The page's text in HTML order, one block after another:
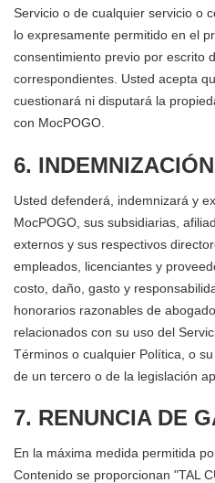
Servicio o de cualquier servicio o
lo expresamente permitido en el
consentimiento previo por escrito
correspondientes. Usted acepta
cuestionará ni disputará la
con MocPOGO.
6. INDEMNIZACIÓN
Usted defenderá, indemnizará y
MocPOGO, sus subsidiarias,
externos y sus respectivos
empleados, licenciantes y
costo, daño, gasto y
honorarios razonables de
relacionados con su uso del
Términos o cualquier Política, o
de un tercero o de la legislación
7. RENUNCIA DE
En la máxima medida permitida
Contenido se proporcionan "TAL